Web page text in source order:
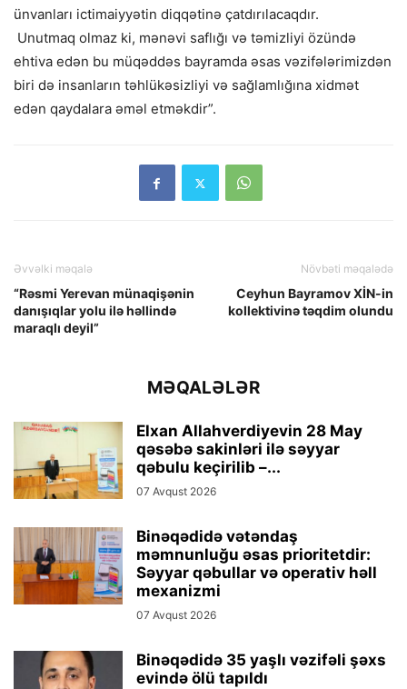
ünvanları ictimaiyyətin diqqətinə çatdırılacaqdır.
Unutmaq olmaz ki, mənəvi saflığı və təmizliyi özündə
ehtiva edən bu müqəddəs bayramda əsas vəzifələrimizdən
biri də insanların təhlükəsizliyi və sağlamlığına xidmət
edən qaydalara əməl etməkdir”.
Əvvəlki məqalə
“Rəsmi Yerevan münaqişənin
danışıqlar yolu ilə həllində
maraqlı deyil”
Növbəti məqalədə
Ceyhun Bayramov XİN-in
kollektivinə təqdim olundu
MƏQALƏLƏR
Elxan Allahverdiyevin 28 May
qəsəbə sakinləri ilə səyyar
qəbulu keçirilib –...
07 Avqust 2026
Binəqədidə vətəndaş
məmnunluğu əsas prioritetdir:
Səyyar qəbullar və operativ həll
mexanizmi
07 Avqust 2026
Binəqədidə 35 yaşlı vəzifəli şəxs
evində ölü tapıldı